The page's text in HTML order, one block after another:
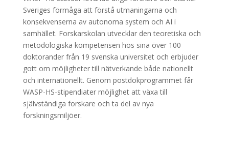
Sveriges förmåga att förstå utmaningarna och
konsekvenserna av autonoma system och AI i
samhället. Forskarskolan utvecklar den teoretiska och
metodologiska kompetensen hos sina över 100
doktorander från 19 svenska universitet och erbjuder
gott om möjligheter till nätverkande både nationellt
och internationellt. Genom postdokprogrammet får
WASP-HS-stipendiater möjlighet att växa till
självständiga forskare och ta del av nya
forskningsmiljöer.